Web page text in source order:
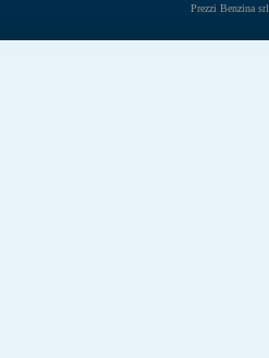
Prezzi Benzina